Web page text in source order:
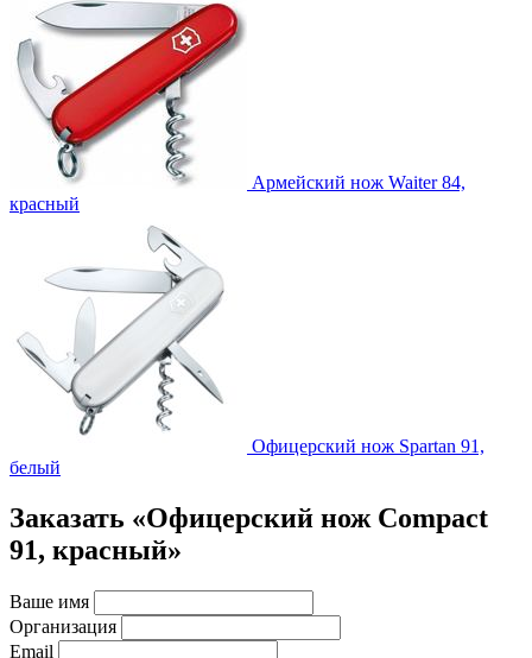
Армейский нож Waiter 84,
красный
Офицерский нож Spartan 91,
белый
Заказать «Офицерский нож Compact
91, красный»
Ваше имя
Организация
Email